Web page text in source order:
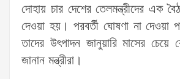
দোহায় চার দেশের তেলমন্ত্রীদের এক
দেওয়া হয়। পরবর্তী ঘোষণা না দেওয়া
তাদের উৎপাদন জানুয়ারি মাসের চেয়ে
জানান মন্ত্রীরা।